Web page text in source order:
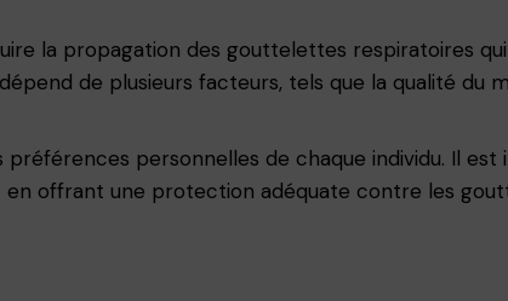
la propagation des gouttelettes respiratoires
de plusieurs facteurs, tels que la qualité du
personnelles de chaque individu. Il
offrant une protection adéquate contre les